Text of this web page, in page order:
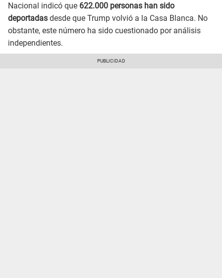
Nacional indicó que 622.000 personas han sido
deportadas desde que Trump volvió a la Casa Blanca. No
obstante, este número ha sido cuestionado por análisis
independientes.